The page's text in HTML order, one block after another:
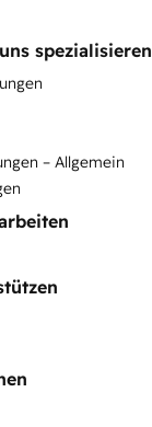
spezialisieren
– Allgemein